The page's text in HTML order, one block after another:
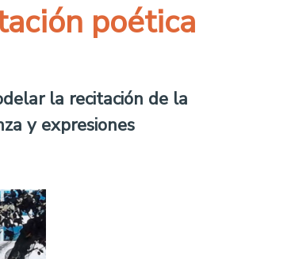
poética
la recitación de la
y expresiones